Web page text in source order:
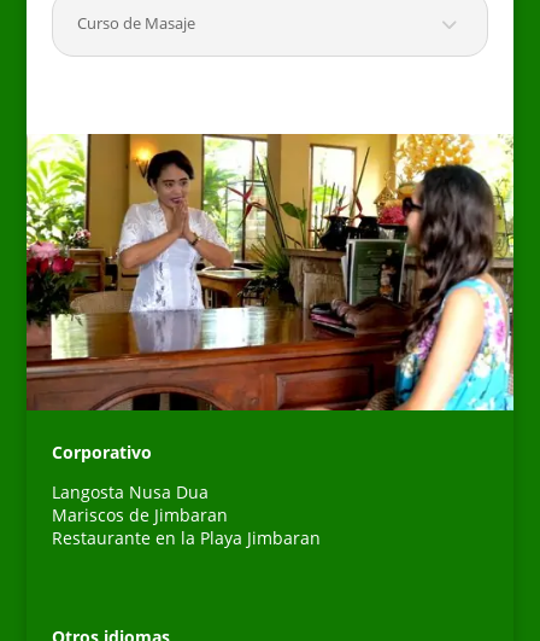
Curso de Masaje
Corporativo
Langosta Nusa Dua
Mariscos de Jimbaran
Restaurante en la Playa Jimbaran